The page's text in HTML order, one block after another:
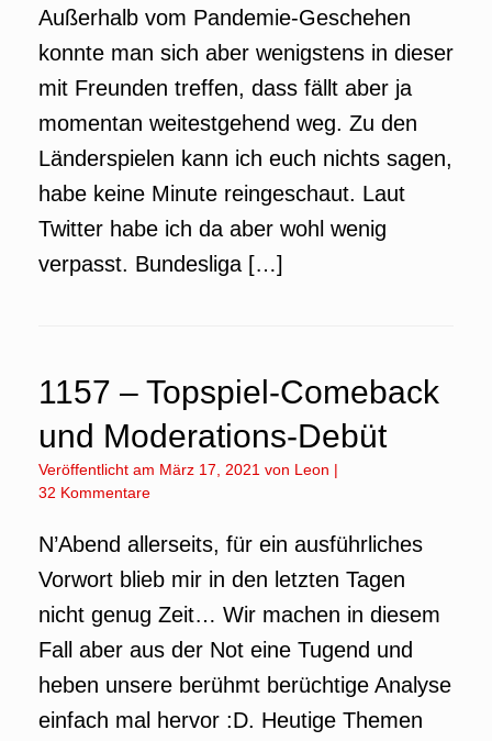
Außerhalb vom Pandemie-Geschehen
konnte man sich aber wenigstens in dieser
mit Freunden treffen, dass fällt aber ja
momentan weitestgehend weg. Zu den
Länderspielen kann ich euch nichts sagen,
habe keine Minute reingeschaut. Laut
Twitter habe ich da aber wohl wenig
verpasst. Bundesliga […]
1157 – Topspiel-Comeback
und Moderations-Debüt
Veröffentlicht am März 17, 2021 von Leon |
32 Kommentare
N’Abend allerseits, für ein ausführliches
Vorwort blieb mir in den letzten Tagen
nicht genug Zeit… Wir machen in diesem
Fall aber aus der Not eine Tugend und
heben unsere berühmt berüchtige Analyse
einfach mal hervor :D. Heutige Themen